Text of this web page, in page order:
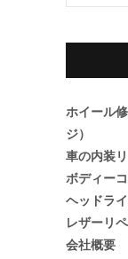
ホイール
ジ）
車の内装
ボディー
ヘッドラ
レザーリ
会社概要